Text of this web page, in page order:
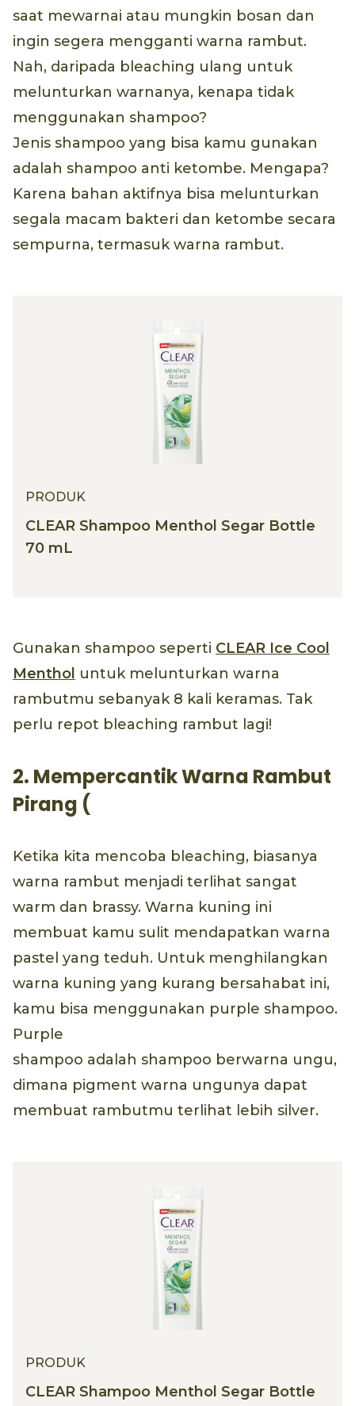
saat mewarnai atau mungkin bosan dan
ingin segera mengganti warna rambut.
Nah, daripada bleaching ulang untuk
melunturkan warnanya, kenapa tidak
menggunakan shampoo?
Jenis shampoo yang bisa kamu gunakan
adalah shampoo anti ketombe. Mengapa?
Karena bahan aktifnya bisa melunturkan
segala macam bakteri dan ketombe secara
sempurna, termasuk warna rambut.
PRODUK
CLEAR Shampoo Menthol Segar Bottle
70 mL
Gunakan shampoo seperti CLEAR Ice Cool
Menthol untuk melunturkan warna
rambutmu sebanyak 8 kali keramas. Tak
perlu repot bleaching rambut lagi!
2. Mempercantik Warna Rambut
Pirang (
Ketika kita mencoba bleaching, biasanya
warna rambut menjadi terlihat sangat
warm dan brassy. Warna kuning ini
membuat kamu sulit mendapatkan warna
pastel yang teduh. Untuk menghilangkan
warna kuning yang kurang bersahabat ini,
kamu bisa menggunakan purple shampoo.
Purple
shampoo adalah shampoo berwarna ungu,
dimana pigment warna ungunya dapat
membuat rambutmu terlihat lebih silver.
PRODUK
CLEAR Shampoo Menthol Segar Bottle